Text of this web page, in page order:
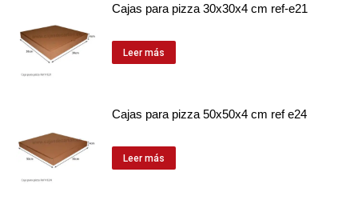
Cajas para pizza 30x30x4 cm ref-e21
Leer más
Cajas para pizza 50x50x4 cm ref e24
Leer más